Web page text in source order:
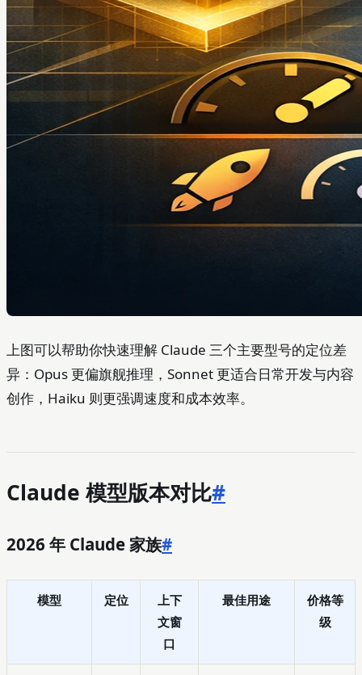
上图可以帮助你快速理解 Claude 三个主要型号的定位差
异：Opus 更偏旗舰推理，Sonnet 更适合日常开发与内容
创作，Haiku 则更强调速度和成本效率。
Claude 模型版本对比#
2026 年 Claude 家族#
模型 定位
上下
文窗
口
最佳用途
价格等
级